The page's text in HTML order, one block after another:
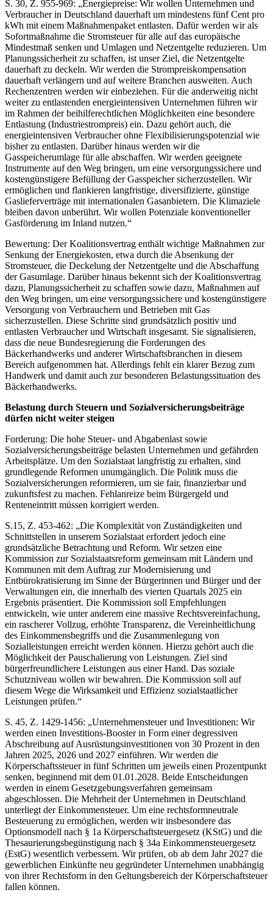
S. 30, Z. 955-969: „Energiepreise: Wir wollen Unternehmen und
Verbraucher in Deutschland dauerhaft um mindestens fünf Cent pro
kWh mit einem Maßnahmenpaket entlasten. Dafür werden wir als
Sofortmaßnahme die Stromsteuer für alle auf das europäische
Mindestmaß senken und Umlagen und Netzentgelte reduzieren. Um
Planungssicherheit zu schaffen, ist unser Ziel, die Netzentgelte
dauerhaft zu deckeln. Wir werden die Strompreiskompensation
dauerhaft verlängern und auf weitere Branchen ausweiten. Auch
Rechenzentren werden wir einbeziehen. Für die anderweitig nicht
weiter zu entlastenden energieintensiven Unternehmen führen wir
im Rahmen der beihilferechtlichen Möglichkeiten eine besondere
Entlastung (Industriestrompreis) ein. Dazu gehört auch, die
energieintensiven Verbraucher ohne Flexibilisierungspotenzial wie
bisher zu entlasten. Darüber hinaus werden wir die
Gasspeicherumlage für alle abschaffen. Wir werden geeignete
Instrumente auf den Weg bringen, um eine versorgungssichere und
kostengünstigere Befüllung der Gasspeicher sicherzustellen. Wir
ermöglichen und flankieren langfristige, diversifizierte, günstige
Gaslieferverträge mit internationalen Gasanbietern. Die Klimaziele
bleiben davon unberührt. Wir wollen Potenziale konventioneller
Gasförderung im Inland nutzen.“
Bewertung: Der Koalitionsvertrag enthält wichtige Maßnahmen zur
Senkung der Energiekosten, etwa durch die Absenkung der
Stromsteuer, die Deckelung der Netzentgelte und die Abschaffung
der Gasumlage. Darüber hinaus bekennt sich der Koalitionsvertrag
dazu, Planungssicherheit zu schaffen sowie dazu, Maßnahmen auf
den Weg bringen, um eine versorgungssichere und kostengünstigere
Versorgung von Verbrauchern und Betrieben mit Gas
sicherzustellen. Diese Schritte sind grundsätzlich positiv und
entlasten Verbraucher und Wirtschaft insgesamt. Sie signalisieren,
dass die neue Bundesregierung die Forderungen des
Bäckerhandwerks und anderer Wirtschaftsbranchen in diesem
Bereich aufgenommen hat. Allerdings fehlt ein klarer Bezug zum
Handwerk und damit auch zur besonderen Belastungssituation des
Bäckerhandwerks.
Belastung durch Steuern und Sozialversicherungsbeiträge
dürfen nicht weiter steigen
Forderung: Die hohe Steuer- und Abgabenlast sowie
Sozialversicherungsbeiträge belasten Unternehmen und gefährden
Arbeitsplätze. Um den Sozialstaat langfristig zu erhalten, sind
grundlegende Reformen unumgänglich. Die Politik muss die
Sozialversicherungen reformieren, um sie fair, finanzierbar und
zukunftsfest zu machen. Fehlanreize beim Bürgergeld und
Renteneintritt müssen korrigiert werden.
S.15, Z. 453-462: „Die Komplexität von Zuständigkeiten und
Schnittstellen in unserem Sozialstaat erfordert jedoch eine
grundsätzliche Betrachtung und Reform. Wir setzen eine
Kommission zur Sozialstaatsreform gemeinsam mit Ländern und
Kommunen mit dem Auftrag zur Modernisierung und
Entbürokratisierung im Sinne der Bürgerinnen und Bürger und der
Verwaltungen ein, die innerhalb des vierten Quartals 2025 ein
Ergebnis präsentiert. Die Kommission soll Empfehlungen
entwickeln, wie unter anderem eine massive Rechtsvereinfachung,
ein rascherer Vollzug, erhöhte Transparenz, die Vereinheitlichung
des Einkommensbegriffs und die Zusammenlegung von
Sozialleistungen erreicht werden können. Hierzu gehört auch die
Möglichkeit der Pauschalierung von Leistungen. Ziel sind
bürgerfreundlichere Leistungen aus einer Hand. Das soziale
Schutzniveau wollen wir bewahren. Die Kommission soll auf
diesem Wege die Wirksamkeit und Effizienz sozialstaatlicher
Leistungen prüfen.“
S. 45, Z. 1429-1456: „Unternehmensteuer und Investitionen: Wir
werden einen Investitions-Booster in Form einer degressiven
Abschreibung auf Ausrüstungsinvestitionen von 30 Prozent in den
Jahren 2025, 2026 und 2027 einführen. Wir werden die
Körperschaftssteuer in fünf Schritten um jeweils einen Prozentpunkt
senken, beginnend mit dem 01.01.2028. Beide Entscheidungen
werden in einem Gesetzgebungsverfahren gemeinsam
abgeschlossen. Die Mehrheit der Unternehmen in Deutschland
unterliegt der Einkommensteuer. Um eine rechtsformneutrale
Besteuerung zu ermöglichen, werden wir insbesondere das
Optionsmodell nach § 1a Körperschaftsteuergesetz (KStG) und die
Thesaurierungsbegünstigung nach § 34a Einkommensteuergesetz
(EstG) wesentlich verbessern. Wir prüfen, ob ab dem Jahr 2027 die
gewerblichen Einkünfte neu gegründeter Unternehmen unabhängig
von ihrer Rechtsform in den Geltungsbereich der Körperschaftsteuer
fallen können.